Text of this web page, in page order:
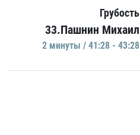
Грубость
33.Пашнин Михаил
2 минуты / 41:28 - 43:28